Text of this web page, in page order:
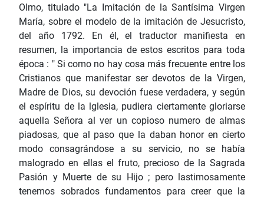
Olmo, titulado "La Imitación de la Santísima Virgen
María, sobre el modelo de la imitación de Jesucristo,
del año 1792. En él, el traductor manifiesta en
resumen, la importancia de estos escritos para toda
época : " Si como no hay cosa más frecuente entre los
Cristianos que manifestar ser devotos de la Virgen,
Madre de Dios, su devoción fuese verdadera, y según
el espíritu de la lglesia, pudie­ra ciertamente gloriarse
aquella Señora al ver un copioso numero de almas
pia­dosas, que al paso que la daban honor en cierto
modo consagrándose a su ser­vicio, no se había
malogrado en ellas el fruto, precioso de la Sagrada
Pasión y Muerte de su Hijo ; pero lastimosamente
tenemos sobrados fundamentos para creer que la